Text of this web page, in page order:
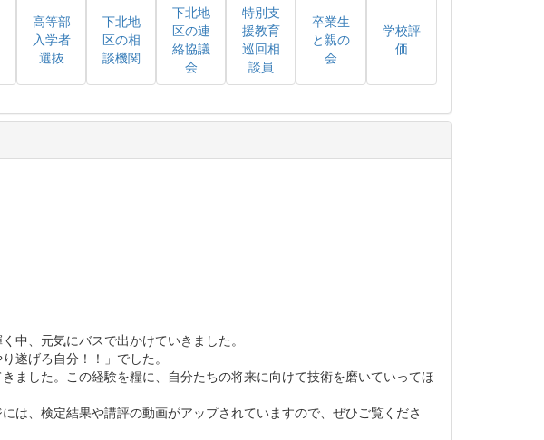
高等部
入学者
選抜
下北地
区の相
談機関
下北地
区の連
絡協議
会
特別支
援教育
巡回相
談員
卒業生
と親の
会
学校評
価
中、元気にバスで出かけていきました。
遂げろ自分！！」でした。
ました。この経験を糧に、自分たちの将来に向けて技術を磨いていってほ
は、検定結果や講評の動画がアップされていますので、ぜひご覧くださ